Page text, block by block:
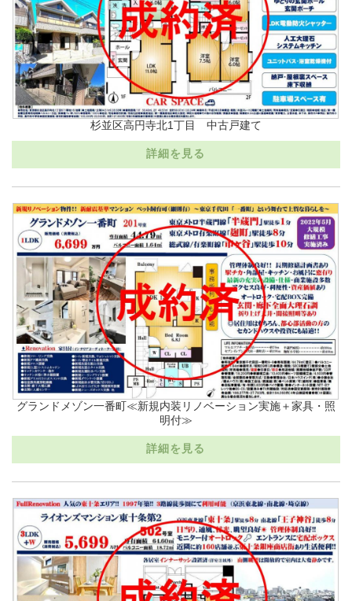
杉並区高円寺北1丁目 中古戸建て
詳細を見る
グランドメゾン一番町≪新規内装リノベーション実施＋家具・照
明付≫
詳細を見る